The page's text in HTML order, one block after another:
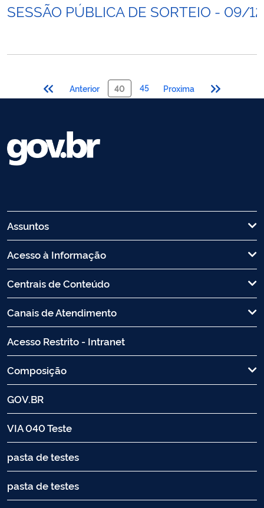
SESSÃO PÚBLICA DE SORTEIO - 09/
Anterior 40 45 Proxima
Assuntos
Acesso à Informação
Centrais de Conteúdo
Canais de Atendimento
Acesso Restrito - Intranet
Composição
GOV.BR
VIA 040 Teste
pasta de testes
pasta de testes